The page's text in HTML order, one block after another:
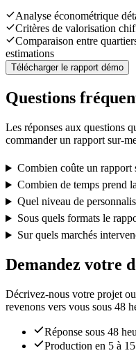
Analyse économétrique
Critères de valorisation
Comparaison entre
estimations
Télécharger le rapport démo
Questions
Les réponses aux questions
commander un rapport sur-
Combien coûte un rapport
Combien de temps prend
Quel niveau de
Sous quels formats le
Sur quels marchés
Demandez votre
Décrivez-nous votre projet
revenons vers vous sous 48
Réponse sous 48
Production en 5 à